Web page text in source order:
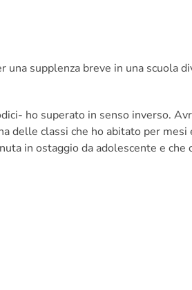
supplenza breve in una scuola
ho superato in senso inverso.
delle classi che ho abitato per
in ostaggio da adolescente e